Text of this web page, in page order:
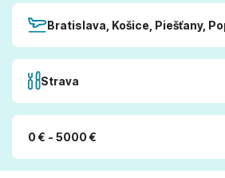
Bratislava, Košice, Piešťany,
Strava
0 € - 5000 €